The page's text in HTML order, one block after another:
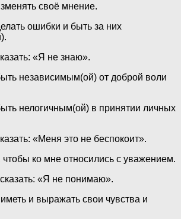
своё мнение.
ошибки и быть за них
«Я не знаю».
независимым(ой) от доброй воли
нелогичным(ой) в принятии личных
«Меня это не беспокоит».
ко мне относились с уважением.
«Я не понимаю».
и выражать свои чувства и